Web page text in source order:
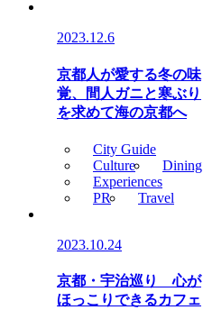
2023.12.6
京都人が愛する冬の味
覚、間人ガニと寒ぶり
を求めて海の京都へ
City Guide
Culture
Dining
Experiences
PR
Travel
2023.10.24
京都・宇治巡り 心が
ほっこりできるカフェ